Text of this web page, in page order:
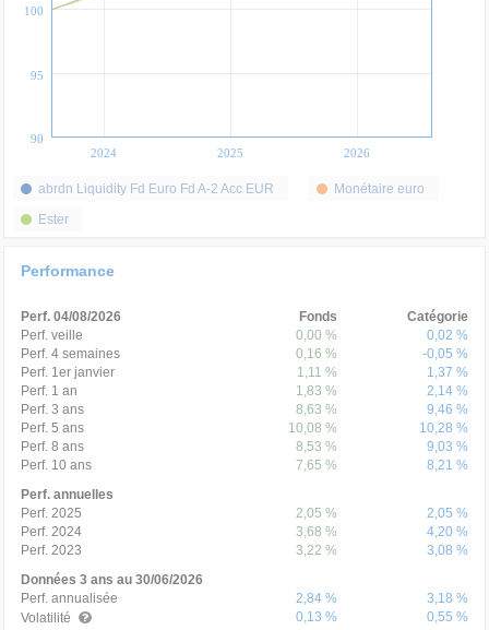
2024 2025 2026
90
95
100
abrdn Liquidity Fd Euro Fd A-2 Acc EUR
Monétaire euro
Ester
Performance
Perf. 04/08/2026 Fonds
Catégorie
Perf. veille
0,00 %
0,02 %
Perf. 4 semaines
0,16 %
-0,05 %
Perf. 1er janvier
1,11 %
1,37 %
Perf. 1 an
1,83 %
2,14 %
Perf. 3 ans
8,63 %
9,46 %
Perf. 5 ans
10,08 %
10,28 %
Perf. 8 ans
8,53 %
9,03 %
Perf. 10 ans
7,65 %
8,21 %
Perf. annuelles
Perf. 2025
2,05 %
2,05 %
Perf. 2024
3,68 %
4,20 %
Perf. 2023
3,22 %
3,08 %
Données 3 ans au 30/06/2026
Perf. annualisée
2,84 %
3,18 %
Volatilité
0,13 %
0,55 %